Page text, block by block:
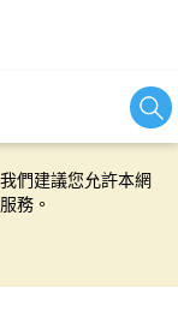
服務，並有助於為
們建議您允許本網
務。